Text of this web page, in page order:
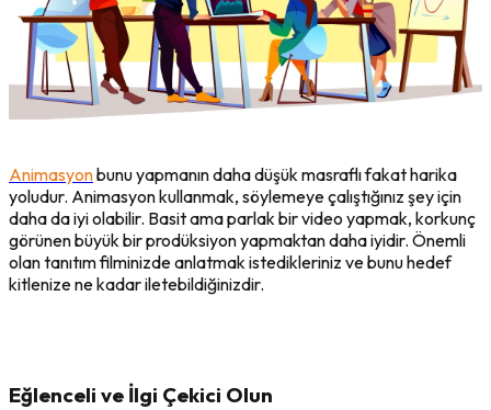
Animasyonbunu yapmanın daha düşük masraflı fakat harika
yoludur. Animasyon kullanmak, söylemeye çalıştığınız şey için
daha da iyi olabilir. Basit ama parlak bir video yapmak, korkunç
görünen büyük bir prodüksiyon yapmaktan daha iyidir. Önemli
olan tanıtım filminizde anlatmak istedikleriniz ve bunu hedef
kitlenize ne kadar iletebildiğinizdir.
Eğlenceli ve İlgi Çekici Olun